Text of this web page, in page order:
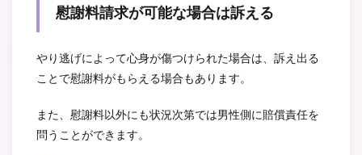
慰謝料請求が可能な場合は訴える
やり逃げによって心身が傷つけられた場合は、訴え出る
ことで慰謝料がもらえる場合もあります。
また、慰謝料以外にも状況次第では男性側に賠償責任を
問うことができます。